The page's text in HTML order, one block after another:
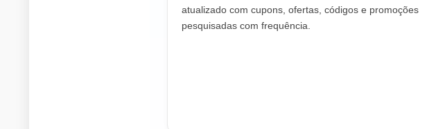
atualizado com cupons, ofertas, códigos e promoções
pesquisadas com frequência.